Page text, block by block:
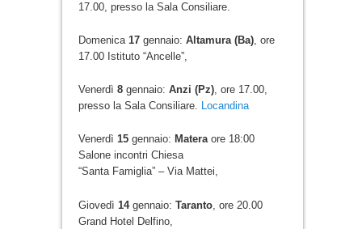
17.00, presso la Sala Consiliare.
Domenica 17gennaio: Altamura (Ba), ore
17.00 Istituto “Ancelle”,
Venerdì 8gennaio: Anzi (Pz), ore 17.00,
presso la Sala Consiliare. Locandina
Venerdì 15gennaio: Materaore 18:00
Salone incontri Chiesa
“Santa Famiglia” – Via Mattei,
Giovedì 14gennaio: Taranto, ore 20.00
Grand Hotel Delfino,